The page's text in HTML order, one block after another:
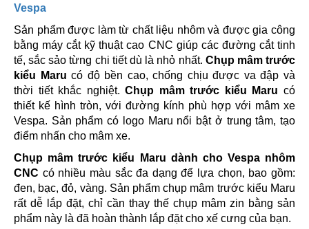
Vespa
Sản phẩm được làm từ chất liệu nhôm và được gia công
bằng máy cắt kỹ thuật cao CNC giúp các đường cắt tinh
tế, sắc sảo từng chi tiết dù là nhỏ nhất. Chụp mâm trước
kiểu Maru có độ bền cao, chống chịu được va đập và
thời tiết khắc nghiệt.Chụp mâm trước kiểu Maru có
thiết kế hình tròn, với đường kính phù hợp với mâm xe
Vespa. Sản phẩm có logo Maru nổi bật ở trung tâm, tạo
điểm nhấn cho mâm xe.
Chụp mâm trước kiểu Maru dành cho Vespa nhôm
CNC có nhiều màu sắc đa dạng để lựa chọn, bao gồm:
đen, bạc, đỏ, vàng. Sản phẩm chụp mâm trước kiểu Maru
rất dễ lắp đặt, chỉ cần thay thế chụp mâm zin bằng sản
phẩm này là đã hoàn thành lắp đặt cho xế cưng của bạn.